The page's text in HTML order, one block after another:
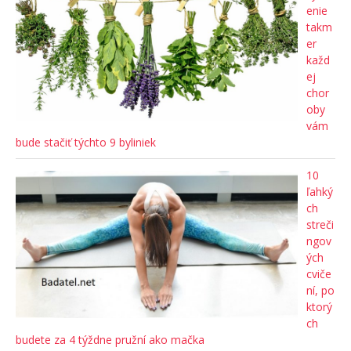
enie
takm
er
každ
ej
chor
oby
vám
bude stačiť týchto 9 byliniek
10
ľahký
ch
streči
ngov
ých
cviče
ní, po
ktorý
ch
budete za 4 týždne pružní ako mačka